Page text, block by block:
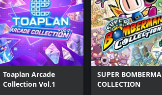
Toaplan Arcade
Collection Vol.1
SUPER
COLLECTION